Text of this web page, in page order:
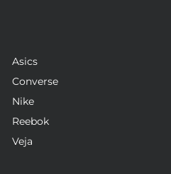
Asics
Converse
Nike
Reebok
Veja